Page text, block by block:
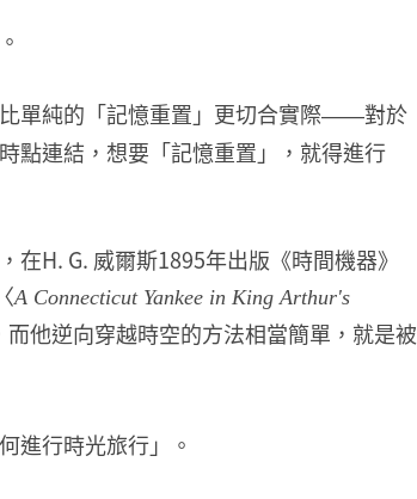
單純的「記憶重置」更切合實際——對於
點連結，想要「記憶重置」，就得進行
H. G. 威爾斯1895年出版《時間機器》
A Connecticut Yankee in King Arthur's
他逆向穿越時空的方法相當簡單，就是被
進行時光旅行」。